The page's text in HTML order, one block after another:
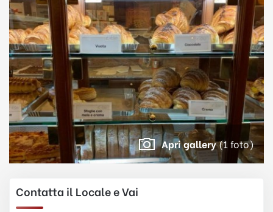
Apri gallery(1 foto)
Contatta il Locale e Vai